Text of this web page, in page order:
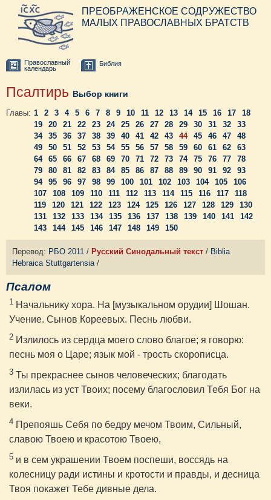
ПРЕОБРАЖЕНСКОЕ СОДРУЖЕСТВО
МАЛЫХ ПРАВОСЛАВНЫХ БРАТСТВ
Православный
календарь
Библия
Псалтирь Выбор книги
Главы: 1 2 3 4 5 6 7 8 9 10 11 12 13 14 15 16 17
18
19
20 21 22 23 24 25 26 27 28 29 30 31 32
33
34
35 36 37 38 39 40 41 42 43 44 45 46 47
48
49
50 51 52 53 54 55 56 57 58 59 60 61 62
63
64
65 66 67 68 69 70 71 72 73 74 75 76 77
78
79
80 81 82 83 84 85 86 87 88 89 90 91 92
93
94
95 96 97 98 99 100 101 102 103 104 105
106
107
108 109 110 111 112 113 114 115 116 117
118
119
120 121 122 123 124 125 126 127 128 129
130
131
132 133 134 135 136 137 138 139 140 141
142
143
144 145 146 147 148 149 150
Перевод: РБО 2011 / Русский Синодальный текст / Biblia
Hebraica Stuttgartensia/
Псалом
1 Начальнику хора. На [музыкальном орудии] Шошан.
Учение. Сынов Кореевых. Песнь любви.
2 Излилось из сердца моего слово благое; я говорю:
песнь моя о Царе; язык мой - трость скорописца.
3 Ты прекраснее сынов человеческих; благодать
излилась из уст Твоих; посему благословил Тебя Бог на
веки.
4 Препояшь Себя по бедру мечом Твоим, Сильный,
славою Твоею и красотою Твоею,
5 и в сем украшении Твоем поспеши, воссядь на
колесницу ради истины и кротости и правды, и десница
Твоя покажет Тебе дивные дела.